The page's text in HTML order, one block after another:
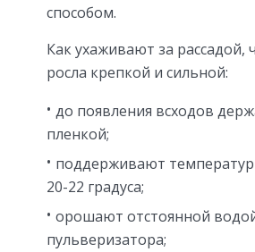
способом.
Как ухаживают за рассадой,
росла крепкой и сильной:
до появления всходов
пленкой;
поддерживают
20-22 градуса;
орошают отстоянной
пульверизатора;